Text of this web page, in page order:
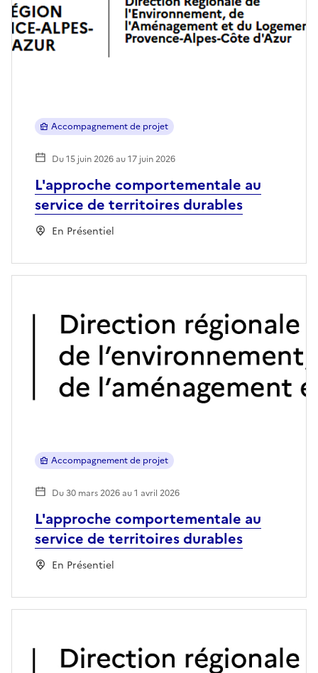
L'approche comportementale au
service de territoires durables
En Présentiel
Accompagnement de projet
Du 15 juin 2026 au 17 juin 2026
L'approche comportementale au
service de territoires durables
En Présentiel
Accompagnement de projet
Du 30 mars 2026 au 1 avril 2026